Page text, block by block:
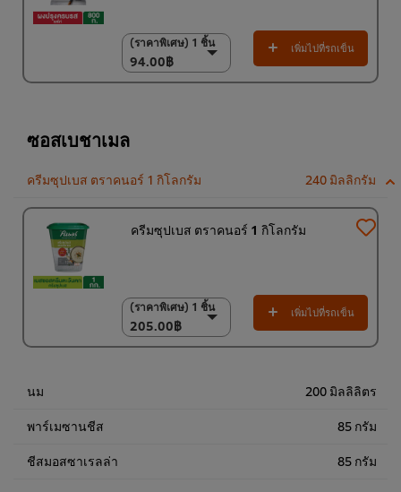
(ราคาพิเศษ) 1 ชิ้น
94.00฿
(ราคาพิเศษ) 1 ชิ้น
94.00฿
(ราคาพิเศษ) แพ็ค 10
เพิ่มไปที่รถเข็น
ซอสเบชาเมล
ครีมซุปเบส ตราคนอร์ 1 กิโลกรัม 240 มิลลิกรัม
ครีมซุปเบส ตราคนอร์ 1 กิโลกรัม
(ราคาพิเศษ) 1 ชิ้น
205.00฿
(ราคาพิเศษ) 1 ชิ้น
205.00฿
6 x 1 กก.
เพิ่มไปที่รถเข็น
นม 200 มิลลิลิตร
พาร์เมซานชีส 85 กรัม
ชีสมอสซาเรลล่า 85 กรัม